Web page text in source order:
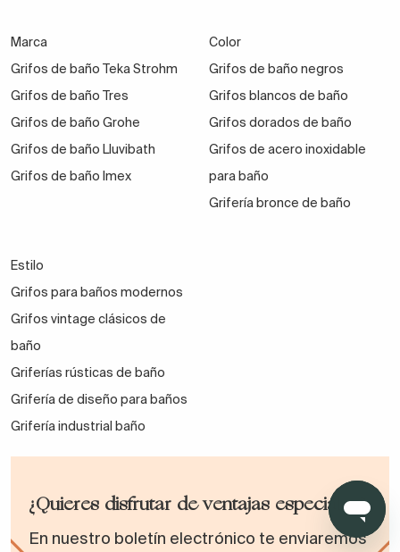
Grifos de cocina con aireador, caño extraíble o
Muchos diseños están en oferta y tienen descuentos
increíbles. ¡Aprovecha para modernizar tu cocina
¿Qué tipo de grifo de cocina
buscas?
¡Más aún por sus asequibles precios!
Marca
Grifos de baño Teka Strohm
Grifos de baño Tres
Grifos de baño Grohe
Grifos de baño Lluvibath
Grifos de baño Imex
Color
Grifos de baño negros
Grifos blancos de baño
Grifos dorados de baño
Grifos de acero inoxidable
para baño
Grifería bronce de baño
Estilo
Grifos para baños modernos
Grifos vintage clásicos de
baño
Griferías rústicas de baño
Grifería de diseño para baños
Grifería industrial baño
¿Quieres disfrutar de ventajas especiales?
En nuestro boletín electrónico te enviaremos